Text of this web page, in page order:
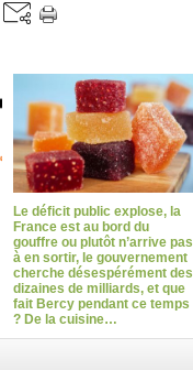
Le déficit public explose, la
France est au bord du
gouffre ou plutôt n’arrive pas
à en sortir, le gouvernement
cherche désespérément des
dizaines de milliards, et que
fait Bercy pendant ce temps
? De la cuisine…